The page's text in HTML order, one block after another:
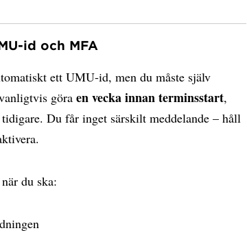
id och MFA
ett UMU-id, men du måste själv
göra en vecka innan terminsstart,
Du får inget särskilt meddelande – håll
du ska: